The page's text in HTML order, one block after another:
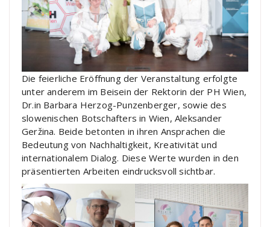
Die feierliche Eröffnung der Veranstaltung erfolgte
unter anderem im Beisein der Rektorin der PH Wien,
Dr.in Barbara Herzog-Punzenberger, sowie des
slowenischen Botschafters in Wien, Aleksander
Geržina. Beide betonten in ihren Ansprachen die
Bedeutung von Nachhaltigkeit, Kreativität und
internationalem Dialog. Diese Werte wurden in den
präsentierten Arbeiten eindrucksvoll sichtbar.